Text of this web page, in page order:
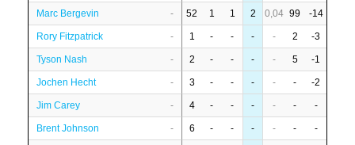
Marc Bergevin - 52 1 1 2 0,04 99 -14
Rory Fitzpatrick - 1 - - - - 2 -3
Tyson Nash - 2 - - - - 5 -1
Jochen Hecht - 3 - - - - - -2
Jim Carey - 4 - - - - - -
Brent Johnson - 6 - - - - - -